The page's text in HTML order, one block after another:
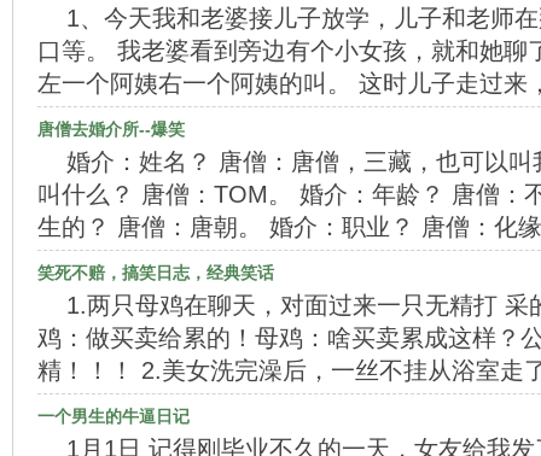
1、今天我和老婆接儿子放学，儿子和老师
口等。 我老婆看到旁边有个小女孩，就和她聊
左一个阿姨右一个阿姨的叫。 这时儿子走过来
唐僧去婚介所--爆笑
婚介：姓名？ 唐僧：唐僧，三藏，也可以
叫什么？ 唐僧：TOM。 婚介：年龄？ 唐僧：
生的？ 唐僧：唐朝。 婚介：职业？ 唐僧：化
笑死不赔，搞笑日志，经典笑话
1.两只母鸡在聊天，对面过来一只无精打 采
鸡：做买卖给累的！母鸡：啥买卖累成这样？
精！！！ 2.美女洗完澡后，一丝不挂从浴室走
一个男生的牛逼日记
1月1日 记得刚毕业不久的一天，女友给我